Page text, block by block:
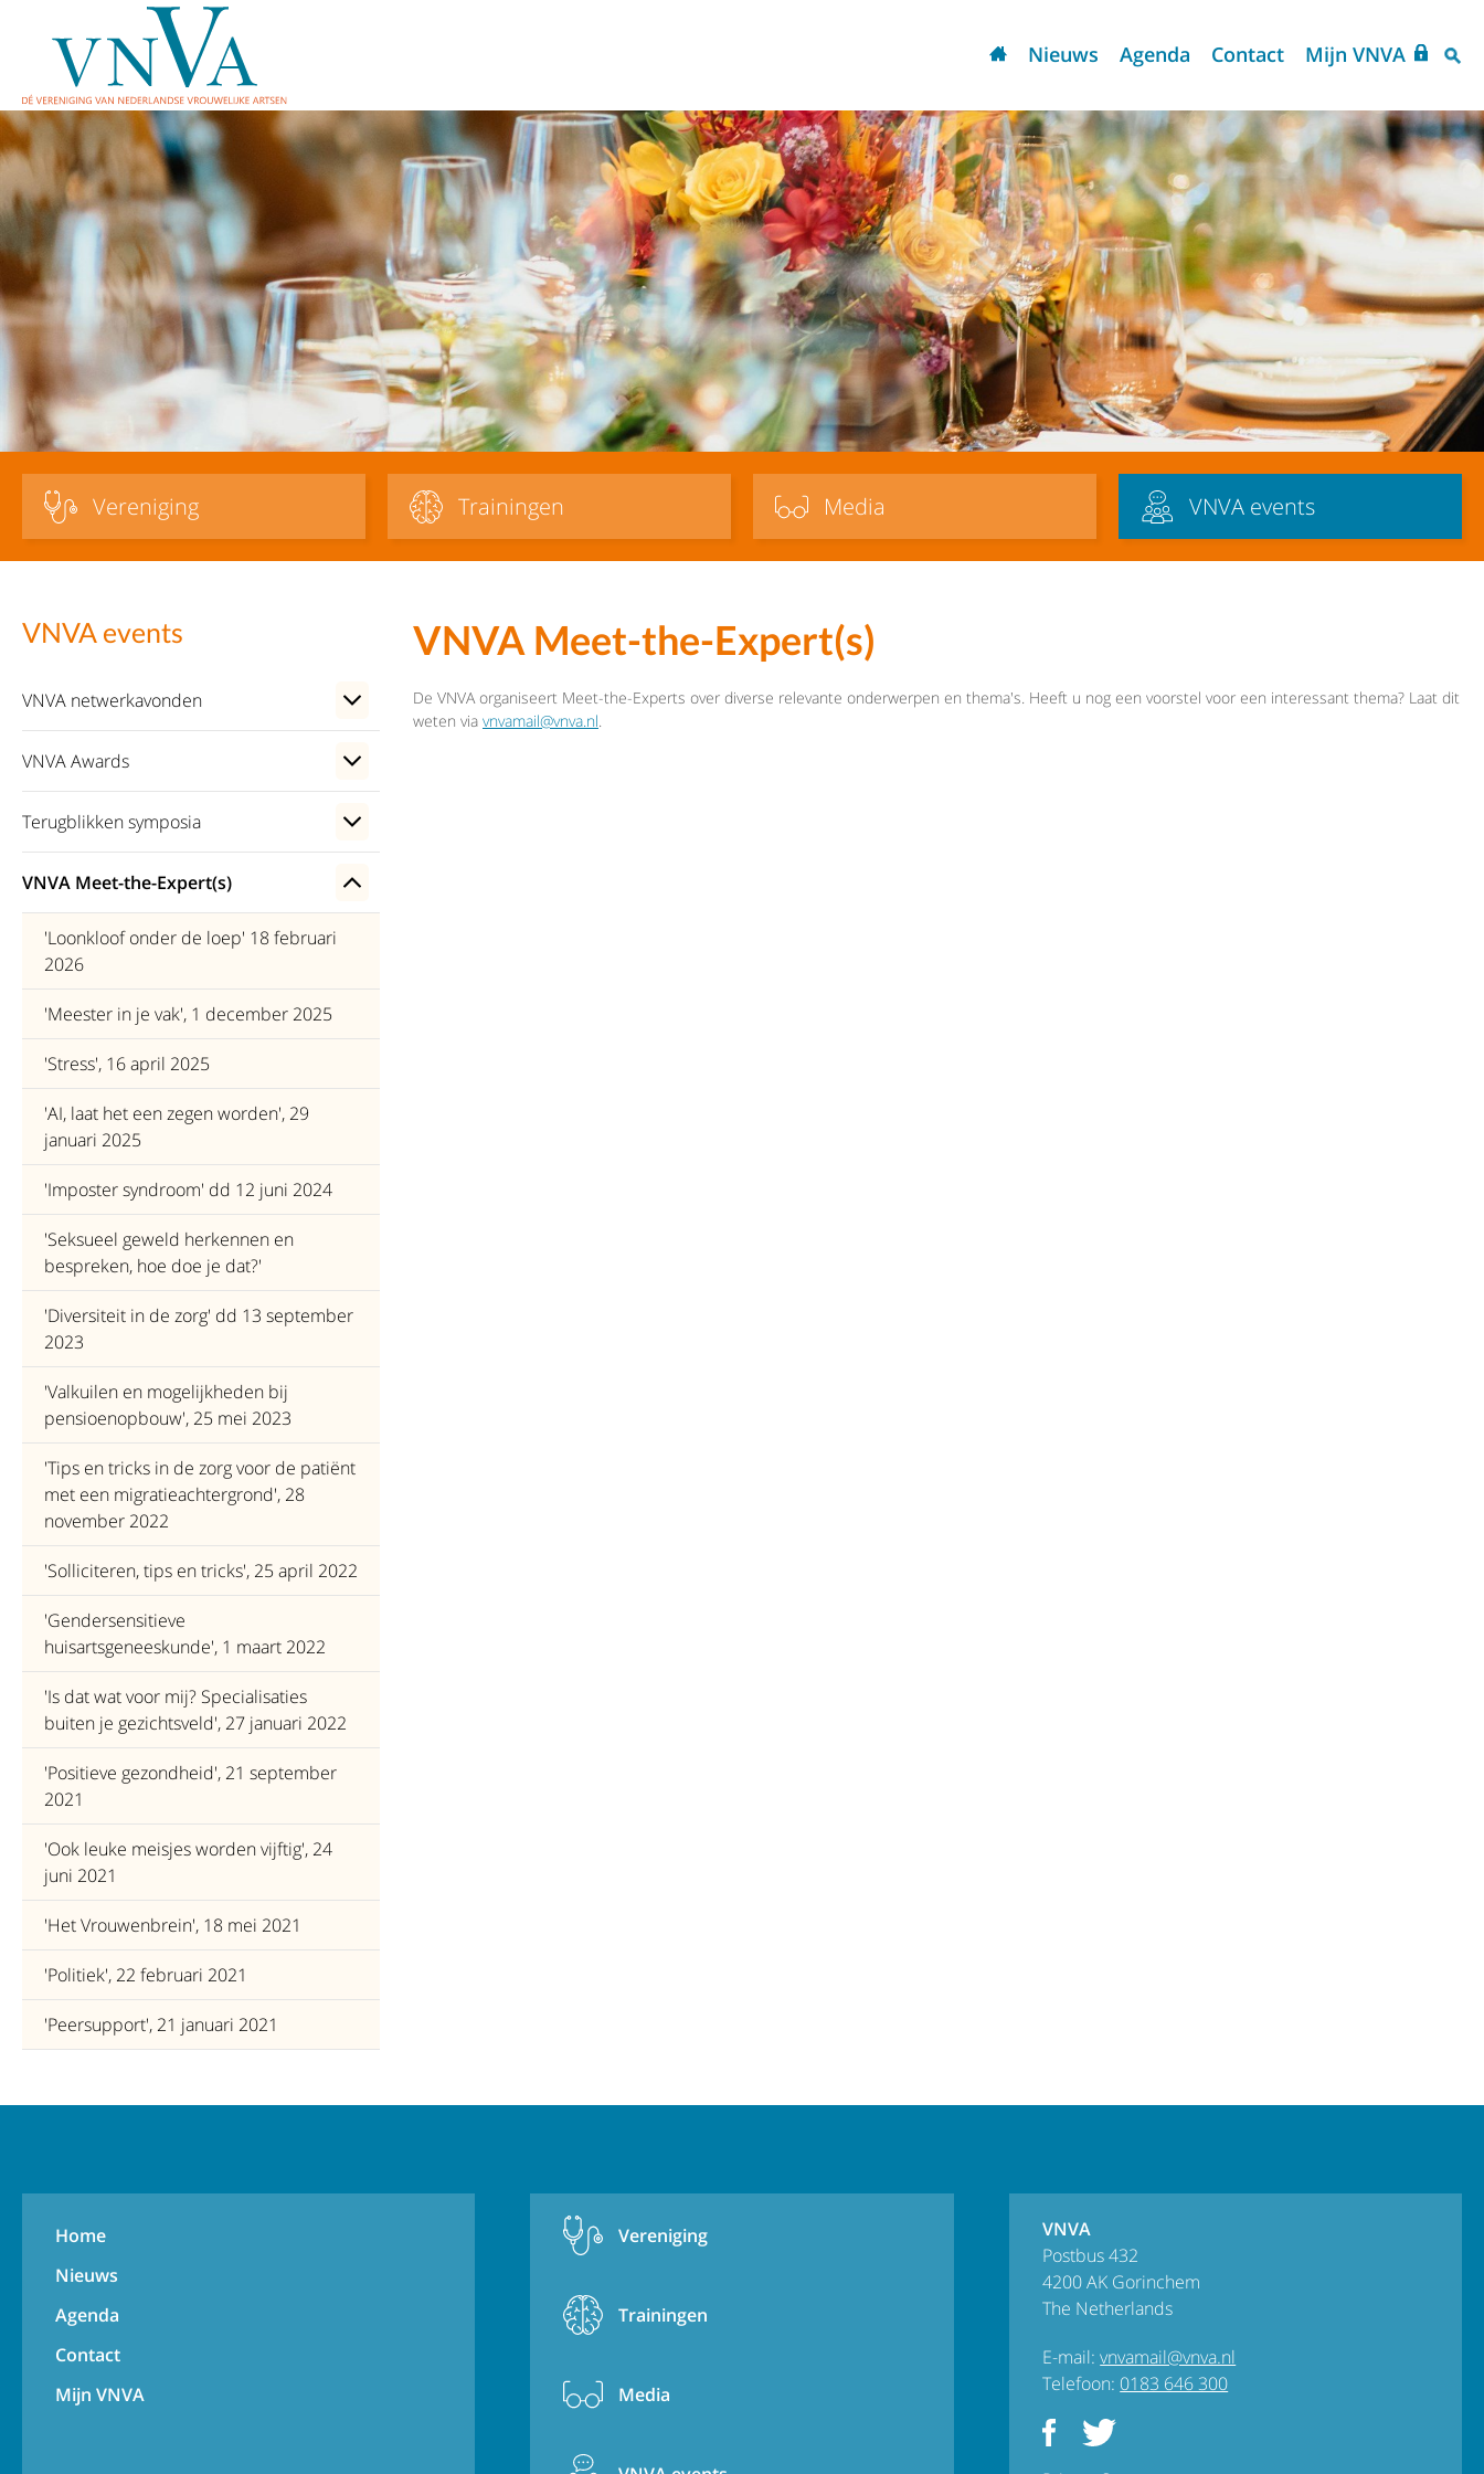
Nieuws Agenda Contact Mijn VNVA
Vereniging Trainingen Media VNVA events
VNVA events
VNVA netwerkavonden
VNVA Awards
Terugblikken symposia
VNVA Meet-the-Expert(s)
'Loonkloof onder de loep' 18 februari
2026
'Meester in je vak', 1 december 2025
'Stress', 16 april 2025
'AI, laat het een zegen worden', 29
januari 2025
'Imposter syndroom' dd 12 juni 2024
'Seksueel geweld herkennen en
bespreken, hoe doe je dat?'
'Diversiteit in de zorg' dd 13 september
2023
'Valkuilen en mogelijkheden bij
pensioenopbouw', 25 mei 2023
'Tips en tricks in de zorg voor de patiënt
met een migratieachtergrond', 28
november 2022
'Solliciteren, tips en tricks', 25 april 2022
'Gendersensitieve
huisartsgeneeskunde', 1 maart 2022
'Is dat wat voor mij? Specialisaties
buiten je gezichtsveld', 27 januari 2022
'Positieve gezondheid', 21 september
2021
'Ook leuke meisjes worden vijftig', 24
juni 2021
'Het Vrouwenbrein', 18 mei 2021
'Politiek', 22 februari 2021
'Peersupport', 21 januari 2021
VNVA Meet-the-Expert(s)
De VNVA organiseert Meet-the-Experts over diverse relevante onderwerpen en thema's. Heeft u nog een voorstel voor een interessant thema? Laat dit
weten via vnvamail@vnva.nl.
Home
Nieuws
Agenda
Contact
Mijn VNVA
Vereniging
Trainingen
Media
VNVA
Postbus 432
4200 AK Gorinchem
The Netherlands
E-mail:vnvamail@vnva.nl
Telefoon: 0183 646 300